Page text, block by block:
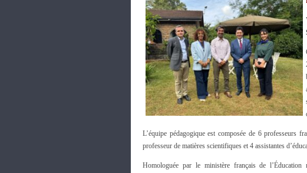
L’équipe pédagogique est composée de 6 professeurs
professeur de matières scientifiques et 4 assistantes
Homologuée par le ministère français de